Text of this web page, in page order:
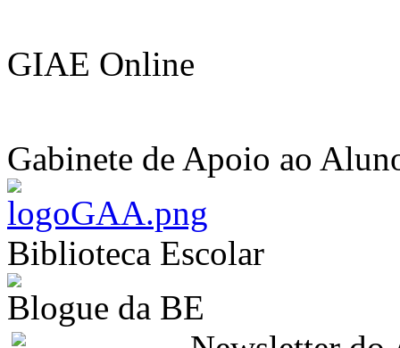
GIAE Online
Gabinete de Apoio ao
Biblioteca Escolar
Blogue da BE